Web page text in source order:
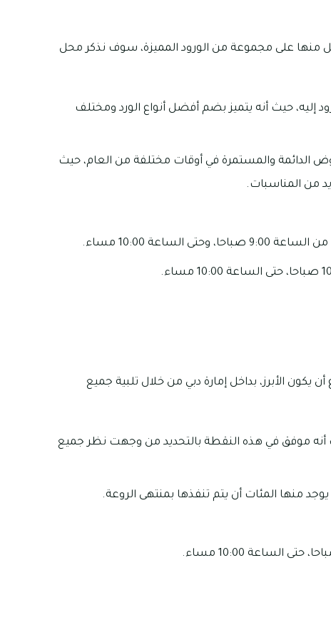
منها على مجموعة من الورود المميزة، سوف نذكر محل
إليه، حيث أنه يتميز بضم أفضل أنواع الورد ومختلف
الدائمة والمستمرة في أوقات مختلفة من العام، حيث
من المناسبات.
10:00 مساء.
يكون الأبرز، بداخل إمارة دبي من خلال تلبية جميع
أنه موفق في هذه النقطة بالتحديد من وجهت نظر جميع
منها المئات أن يتم تنفذها بمنتهى الروعة.